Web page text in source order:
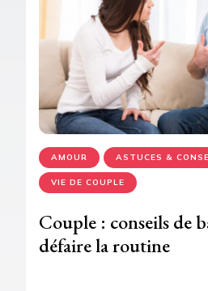
AMOUR ASTUCES &
VIE DE COUPLE
Couple : conseils de
défaire la routine